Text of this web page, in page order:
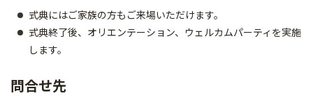
式典にはご家族の方もご来場いただけます。
式典終了後、オリエンテーション、ウェルカムパーティを実施
します。
問合せ先